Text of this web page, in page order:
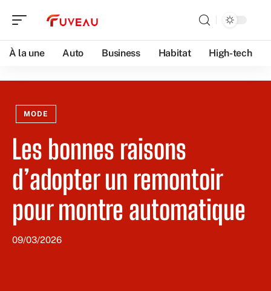
À la une Auto Business Habitat High-tech
MODE
Les bonnes raisons
d’adopter un remontoir
pour montre automatique
09/03/2026